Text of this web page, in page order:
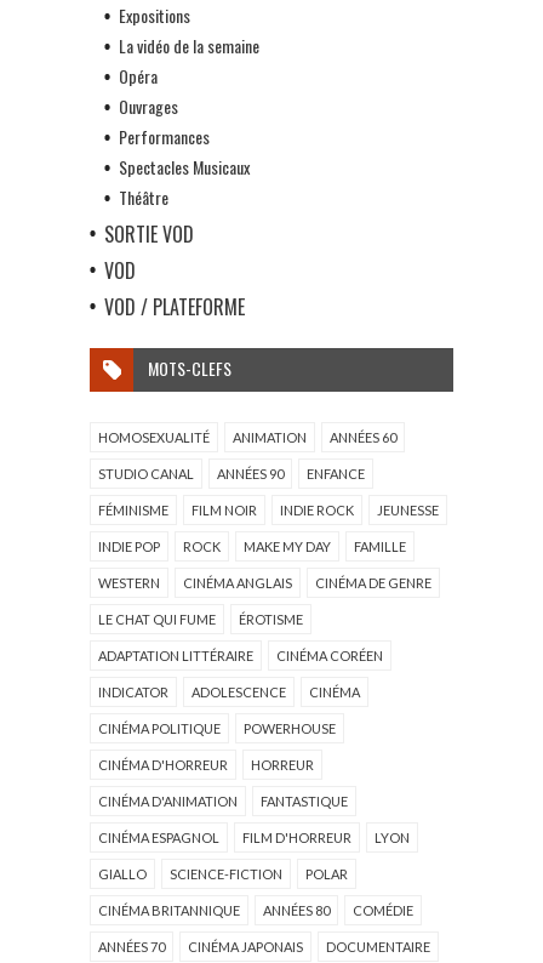
Expositions
La vidéo de la semaine
Opéra
Ouvrages
Performances
Spectacles Musicaux
Théâtre
SORTIE VOD
VOD
VOD / PLATEFORME
MOTS-CLEFS
HOMOSEXUALITÉ ANIMATION ANNÉES 60
STUDIO CANAL ANNÉES 90 ENFANCE
FÉMINISME FILM NOIR INDIE ROCK JEUNESSE
INDIE POP ROCK MAKE MY DAY FAMILLE
WESTERN CINÉMA ANGLAIS CINÉMA DE GENRE
LE CHAT QUI FUME ÉROTISME
ADAPTATION LITTÉRAIRE CINÉMA CORÉEN
INDICATOR ADOLESCENCE CINÉMA
CINÉMA POLITIQUE POWERHOUSE
CINÉMA D'HORREUR HORREUR
CINÉMA D'ANIMATION FANTASTIQUE
CINÉMA ESPAGNOL FILM D'HORREUR LYON
GIALLO SCIENCE-FICTION POLAR
CINÉMA BRITANNIQUE ANNÉES 80 COMÉDIE
ANNÉES 70 CINÉMA JAPONAIS DOCUMENTAIRE